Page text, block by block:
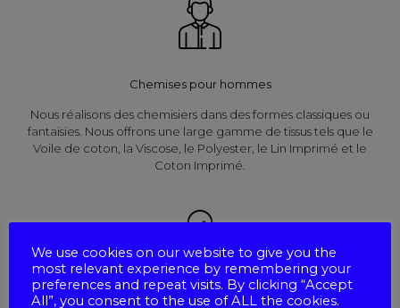
Chemises pour hommes
Nous réalisons des chemisiers dans des formes classiques ou
fantaisies. Nous offrons une large gamme de tissus tels que le
Voile de coton, la Viscose, le Polyester, le Lin Imprimé et le
Coton Imprimé.
Chemises pour femmes
We use cookies on our website to give you the
most relevant experience by remembering your
preferences and repeat visits. By clicking “Accept
All”, you consent to the use of ALL the cookies.